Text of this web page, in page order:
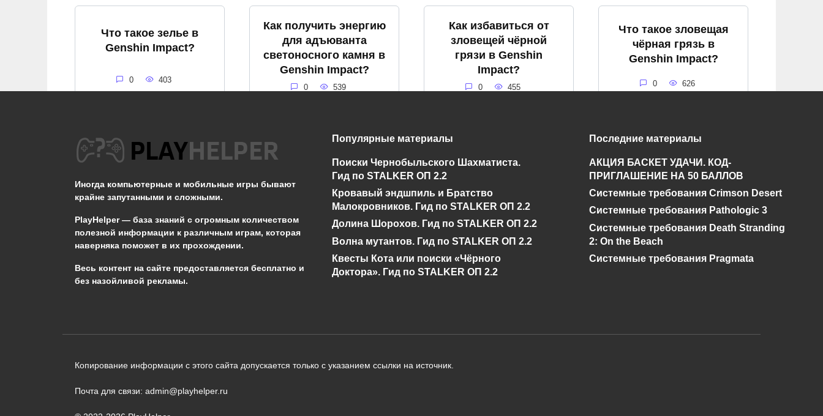
Что такое зелье в
Genshin Impact?
0 403
Как получить энергию
для адъюванта
светоносного камня в
Genshin Impact?
0 539
Как избавиться от
зловещей чёрной
грязи в Genshin
Impact?
0 455
Что такое зловещая
чёрная грязь в
Genshin Impact?
0 626
Как спастись от
Genshin Impact?
0 654
Что такое громовое
бедствие в Genshin
Impact?
430
буря в Genshin
0
и где его найти в
Genshin Impact?
0 528
Иногда компьютерные и мобильные игры бывают
крайне запутанными и сложными.
PlayHelper — база знаний с огромным количеством
полезной информации к различным играм, которая
наверняка поможет в их прохождении.
Весь контент на сайте предоставляется бесплатно и
без назойливой рекламы.
Популярные материалы
Поиски Чернобыльского Шахматиста.
Гид по STALKER ОП 2.2
Кровавый эндшпиль и Братство
Малокровников. Гид по STALKER ОП 2.2
Долина Шорохов. Гид по STALKER ОП 2.2
Волна мутантов. Гид по STALKER ОП 2.2
Квесты Кота или поиски «Чёрного
Доктора». Гид по STALKER ОП 2.2
Последние материалы
АКЦИЯ БАСКЕТ УДАЧИ. КОД-
ПРИГЛАШЕНИЕ НА 50 БАЛЛОВ
Системные требования Crimson Desert
Системные требования Pathologic 3
Системные требования Death Stranding
2: On the Beach
Системные требования Pragmata
Копирование информации с этого сайта допускается только с указанием ссылки на источник.
Почта для связи: admin@playhelper.ru
Сообщить об ошибке